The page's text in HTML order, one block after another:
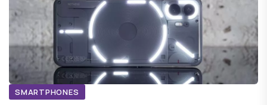
SMARTPHONES